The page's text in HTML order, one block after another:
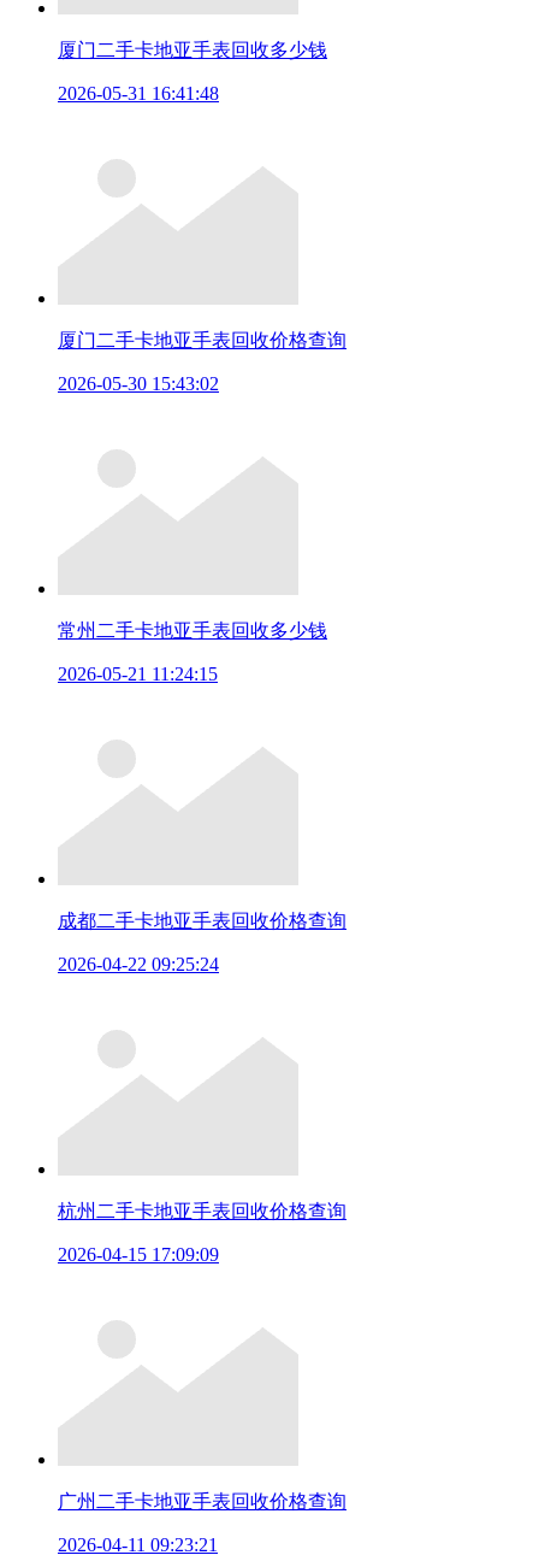
厦门二手卡地亚手表回收多少钱
2026-05-31 16:41:48
厦门二手卡地亚手表回收价格查询
2026-05-30 15:43:02
常州二手卡地亚手表回收多少钱
2026-05-21 11:24:15
成都二手卡地亚手表回收价格查询
2026-04-22 09:25:24
杭州二手卡地亚手表回收价格查询
2026-04-15 17:09:09
广州二手卡地亚手表回收价格查询
2026-04-11 09:23:21